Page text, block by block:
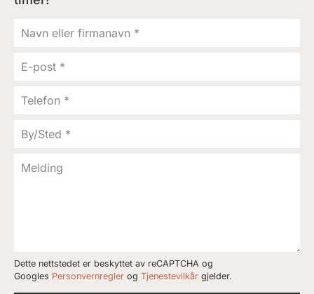
Dette nettstedet er beskyttet av reCAPTCHA og
Googles Personvernregler og Tjenestevilkår gjelder.